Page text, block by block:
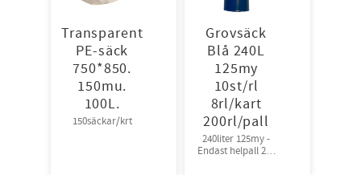
Transparent
PE-säck
750*850.
150mu.
100L.
150säckar/krt
Grovsäck
Blå 240L
125my
10st/rl
8rl/kart
200rl/pall
240liter 125my -
Endast helpall 200